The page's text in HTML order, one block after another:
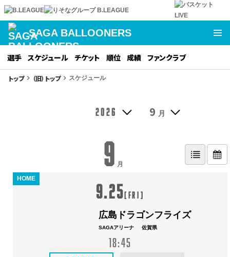
SAGA BALLOONERS
選手 スケジュール チケット 順位 成績 ファンクラブ
トップkeyboard_arrow_right （旧）トップkeyboard_arrow_right スケジュール
2026 9 月
9 月
HOME
9.25[ Fri ]
広島ドラゴンフライズ
SAGAアリーナ 佐賀県
18:45